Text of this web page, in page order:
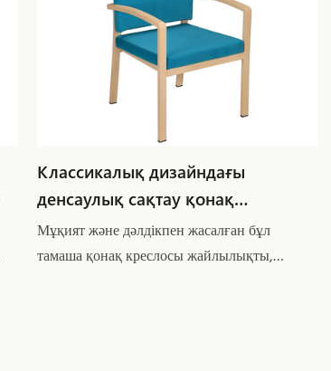
Классикалық дизайндағы
денсаулық сақтау қонақ
креслолары жаппай сатылым
YW5645 Yumeya
Мұқият және дәлдікпен жасалған бұл
тамаша қонақ креслосы жайлылықты,